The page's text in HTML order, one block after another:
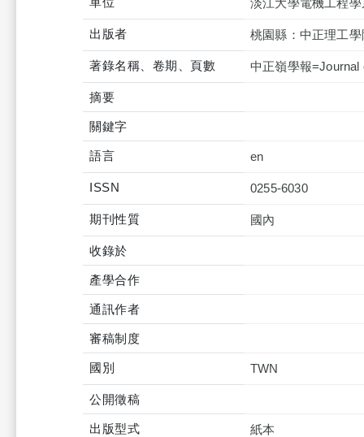
淡江大學電機工程學
出版者 桃園縣：中正理工學
著錄名稱、卷期、頁數 中正嶺學報=Journal
摘要
關鍵字
語言 en
ISSN 0255-6030
期刊性質 國內
收錄於
產學合作
通訊作者
審稿制度
國別 TWN
公開徵稿
出版型式 紙本